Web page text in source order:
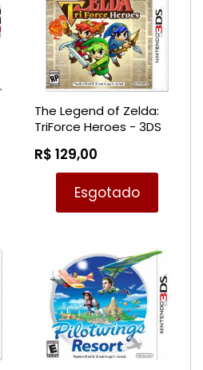
The Legend of Zelda:
TriForce Heroes - 3DS
R$ 129,00
Esgotado